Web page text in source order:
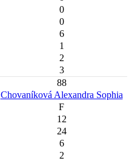
0
0
6
1
2
3
88
Chovaníková Alexandra Sophia
F
12
24
6
2